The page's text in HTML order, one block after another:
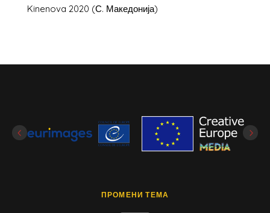
Kinenova 2020 (С. Македонија)
ПРОМЕНИ ТЕМА